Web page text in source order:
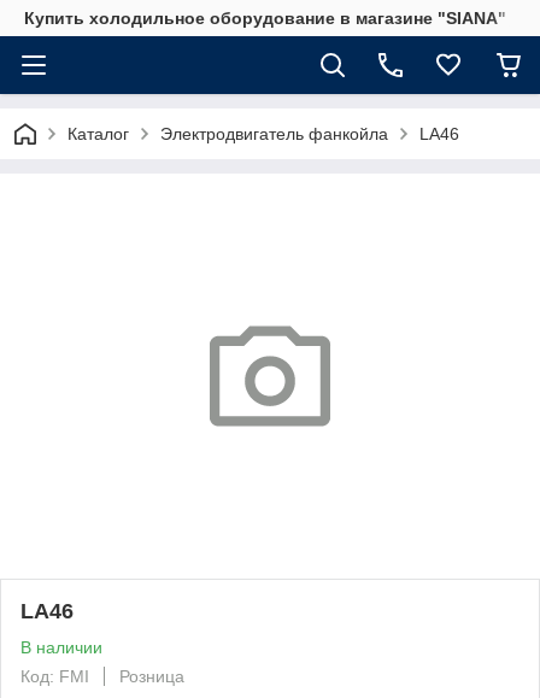
Купить холодильное оборудование в магазине "SIANA"
Каталог Электродвигатель фанкойла LA46
LA46
В наличии
Код: FMI
Розница